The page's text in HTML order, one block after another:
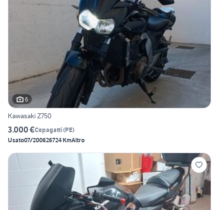
6
Kawasaki Z750
3.000 €Cepagatti(PE)
Usato07/200626724 KmAltro